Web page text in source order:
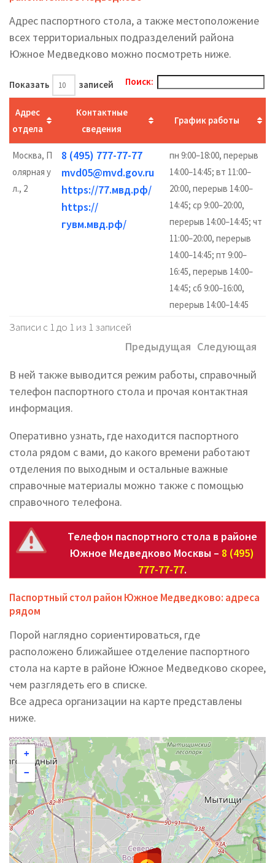
Адрес паспортного стола, а также местоположение
всех территориальных подразделений района
Южное Медведково можно посмотреть ниже.
Показать записей Поиск:
Адрес
отдела
Контактные
сведения
График работы
Москва, П
олярная у
л., 2
8 (495) 777-77-77
mvd05@mvd.gov.ru
https://77.мвд.рф/
https://
гувм.мвд.рф/
пн 9:00–18:00, перерыв
14:00–14:45; вт 11:00–
20:00, перерыв 14:00–
14:45; ср 9:00–20:00,
перерыв 14:00–14:45; чт
11:00–20:00, перерыв
14:00–14:45; пт 9:00–
16:45, перерыв 14:00–
14:45; сб 9:00–16:00,
перерыв 14:00–14:45
Записи с 1 до 1 из 1 записей
Предыдущая Следующая
В ней также выводится режим работы, справочный
телефон паспортного стола и прочая контактная
информация.
Оперативно узнать, где находится паспортного
стола рядом с вами, до какого времени работают
отделения по выходным и остальные важные
справочные материалы можно также с помощью
справочного телефона.
Телефон паспортного стола в районе
Южное Медведково Москвы – 8 (495)
777-77-77.
Паспортный стол район Южное Медведково: адреса
рядом
Порой наглядно сориентироваться, где
расположено ближайшее отделение паспортного
стола на карте в районе Южное Медведково скорее,
чем разглядеть его в списке.
Все адреса организации на карте представлены
ниже.
+
−